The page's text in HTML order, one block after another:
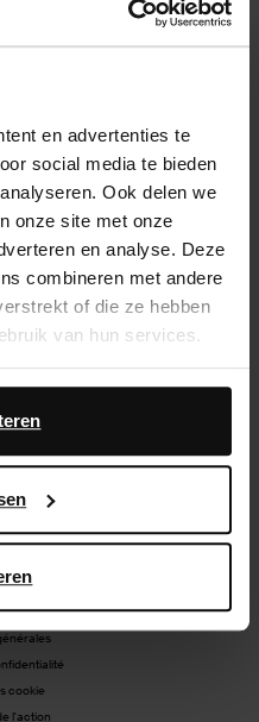
en advertenties te
social media te bieden
Ook delen we
onze site met onze
en analyse. Deze
combineren met andere
of die ze hebben
van hun services.
Google voor
Meer informatie over
gebruikt, vindt u op
Facebook Pinterest
cookie
l'action